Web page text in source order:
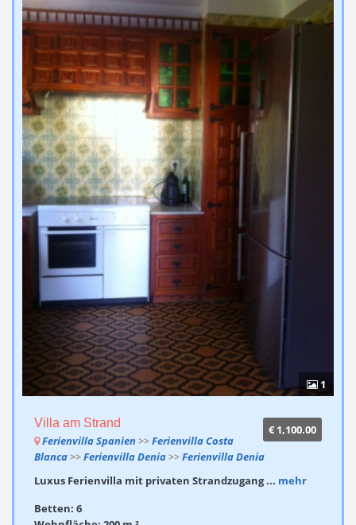
1
€ 1,100.00
Villa am Strand
Ferienvilla Spanien >>Ferienvilla Costa
Blanca>>Ferienvilla Denia>>Ferienvilla Denia
Luxus Ferienvilla mit privaten Strandzugang ... mehr
Betten: 6